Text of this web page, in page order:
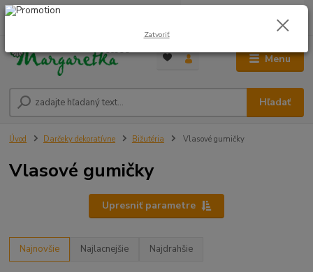
Menu
Hľadať
0948 236 042
0,00 €
Úvod Darčeky dekoratívne Bižutéria Vlasové gumičky
Vlasové gumičky
Upresniť parametre
Najnovšie Najlacnejšie Najdrahšie
Zatvoriť